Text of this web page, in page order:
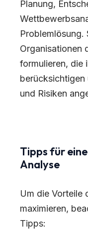
Planung,
Problemlösung.
Organisationen
formulieren, die
und Risiken
Tipps für
Analyse
Um die Vorteile
maximieren,
Tipps: